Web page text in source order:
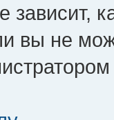
зависит,
вы не